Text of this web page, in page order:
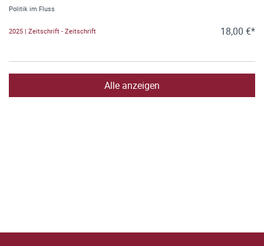
Politik im Fluss
2025 | Zeitschrift - Zeitschrift 18,00 €*
Alle anzeigen